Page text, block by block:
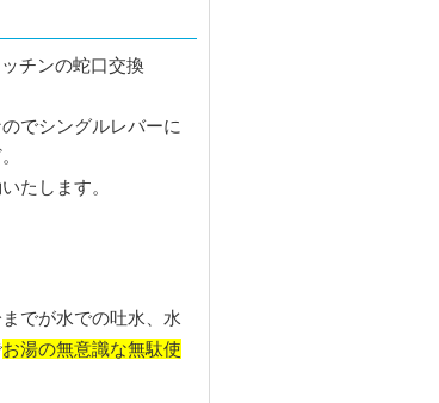
でシングルレバーに
たします。
でが水での吐水、水
お湯の無意識な無駄使